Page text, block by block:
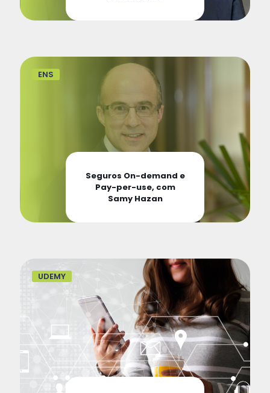
ENS
Seguros On-demand e
Pay-per-use, com
Samy Hazan
UDEMY